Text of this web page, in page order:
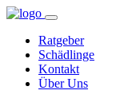
Ratgeber
Schädlinge
Kontakt
Über Uns